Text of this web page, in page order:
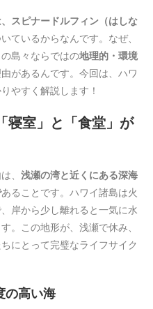
スピナードルフィン（はしな
ているからなんです。なぜ、
島々ならではの地理的・環境
があるんです。今回は、ハワ
やすく解説します！
寝室」と「食堂」が
、 浅瀬の湾と近くにある深海
あることです。ハワイ諸島は火
岸から少し離れると一気に水
。この地形が、浅瀬で休み、
にとって完璧なライフサイク
の高い海